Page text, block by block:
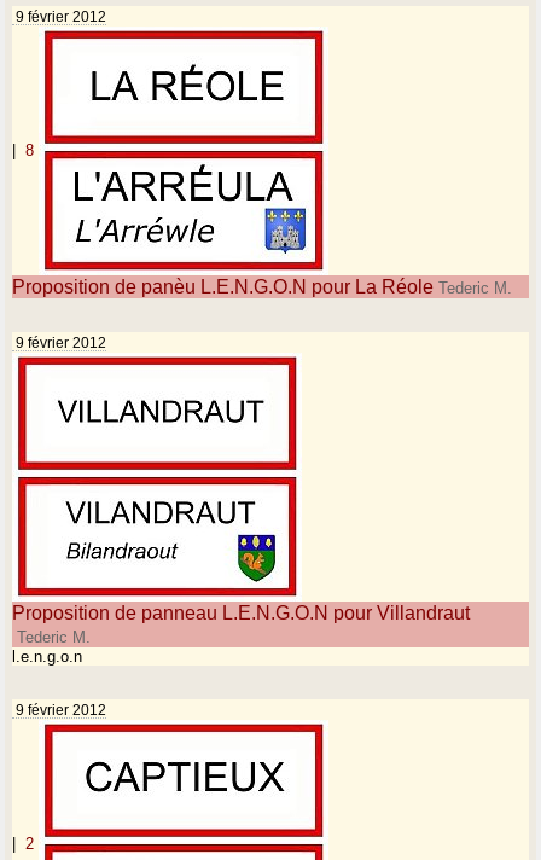
9 février 2012
| 8
Proposition de panèu L.E.N.G.O.N pour La Réole Tederic M.
9 février 2012
Proposition de panneau L.E.N.G.O.N pour Villandraut
Tederic M.
l.e.n.g.o.n
9 février 2012
2